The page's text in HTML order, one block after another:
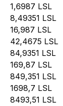
1,6987 LSL
8,49351 LSL
16,987 LSL
42,4675 LSL
84,9351 LSL
169,87 LSL
849,351 LSL
1698,7 LSL
8493,51 LSL